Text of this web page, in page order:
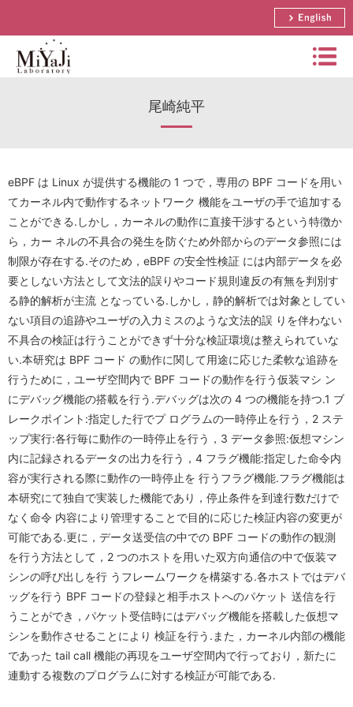
y
English
年間スケジュール
研究テーマ
研究活動(写真)
研究室の様子(写真)
アクセス
講義資料
研究生の申請方法
栄誉教授 宮地 充子
助教 奥村 伸也
講師 樽谷 優弥
招へい教授 松井 充
招へい准教授 三本 知明
非常勤講師一覧
アシスタント 野村 美恵
在学生一覧
修了生一覧
研究生一覧
論文リスト
受賞歴
研究助成金
実用化研究
国際会議日程
国内会議日程
Conference Analysis
学会参加報告
学会ランキング
暗号関連学会
セキュリティ学会
暗号関連論文誌
セコム科学技術振興財団
CREST
PDDIシステム
ProSec
Basic SecCap
SecCap
日台研究交流
日本学術会議(セキュリティ・ディベンダビリティ分科会関連)
安全・信頼データ解析研究ユニット
関連教官・企業
サマースクール
招待講演
国内学会
情報セキュリティ研究会
暗号フロンティア研究会
情報セキュリティフォーラム
尾崎純平
eBPF は Linux が提供する機能の 1 つで，専用の BPF コードを用い
てカーネル内で動作するネットワーク 機能をユーザの手で追加する
ことができる.しかし，カーネルの動作に直接干渉するという特徴か
ら，カー ネルの不具合の発生を防ぐため外部からのデータ参照には
制限が存在する.そのため，eBPF の安全性検証 には内部データを必
要としない方法として文法的誤りやコード規則違反の有無を判別す
る静的解析が主流 となっている.しかし，静的解析では対象としてい
ない項目の追跡やユーザの入力ミスのような文法的誤 りを伴わない
不具合の検証は行うことができず十分な検証環境は整えられていな
い.本研究は BPF コード の動作に関して用途に応じた柔軟な追跡を
行うために，ユーザ空間内で BPF コードの動作を行う仮装マシ ン
にデバッグ機能の搭載を行う.デバッグは次の 4 つの機能を持つ.1 ブ
レークポイント:指定した行でプ ログラムの一時停止を行う，2 ステ
ップ実行:各行毎に動作の一時停止を行う，3 データ参照:仮想マシン
内に記録されるデータの出力を行う，4 フラグ機能:指定した命令内
容が実行される際に動作の一時停止を 行うフラグ機能.フラグ機能は
本研究にて独自で実装した機能であり，停止条件を到達行数だけで
なく命令 内容により管理することで目的に応じた検証内容の変更が
可能である.更に，データ送受信の中での BPF コードの動作の観測
を行う方法として，2 つのホストを用いた双方向通信の中で仮装マ
シンの呼び出しを行 うフレームワークを構築する.各ホストではデバ
ッグを行う BPF コードの登録と相手ホストへのパケット 送信を行
うことができ，パケット受信時にはデバッグ機能を搭載した仮想マ
シンを動作させることにより 検証を行う.また，カーネル内部の機能
であった tail call 機能の再現をユーザ空間内で行っており，新たに
連動する複数のプログラムに対する検証が可能である.